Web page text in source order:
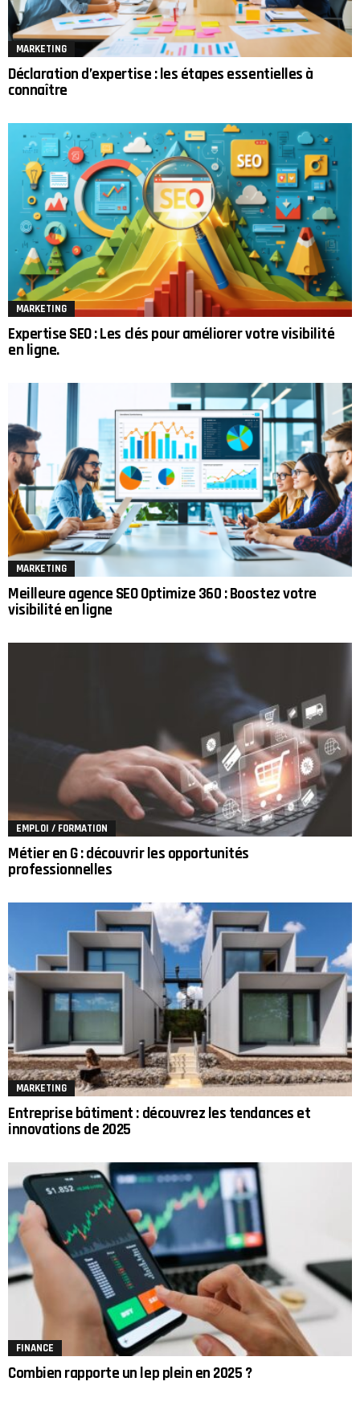
MARKETING
Déclaration d’expertise : les étapes essentielles à
connaître
MARKETING
Expertise SEO : Les clés pour améliorer votre visibilité
en ligne.
MARKETING
Meilleure agence SEO Optimize 360 : Boostez votre
visibilité en ligne
EMPLOI / FORMATION
Métier en G : découvrir les opportunités
professionnelles
MARKETING
Entreprise bâtiment : découvrez les tendances et
innovations de 2025
FINANCE
Combien rapporte un lep plein en 2025 ?